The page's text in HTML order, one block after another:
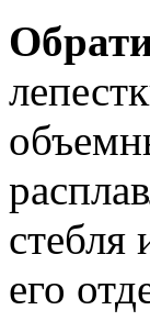
стебля
его